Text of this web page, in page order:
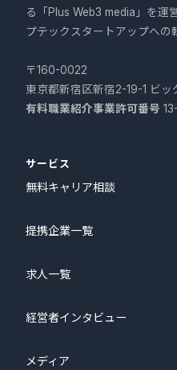
る「Plus Web3 media」を運
プテックスタートアップへの
〒160-0022
東京都新宿区新宿2-19-1 ビッ
有料職業紹介事業許可番号
サービス
無料キャリア相談
提携企業一覧
求人一覧
経営者インタビュー
メディア